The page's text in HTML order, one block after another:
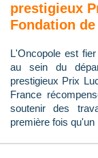
prestigieux
Fondation
L'Oncopole est
au sein du
prestigieux Prix
France
soutenir des
première fois qu'un